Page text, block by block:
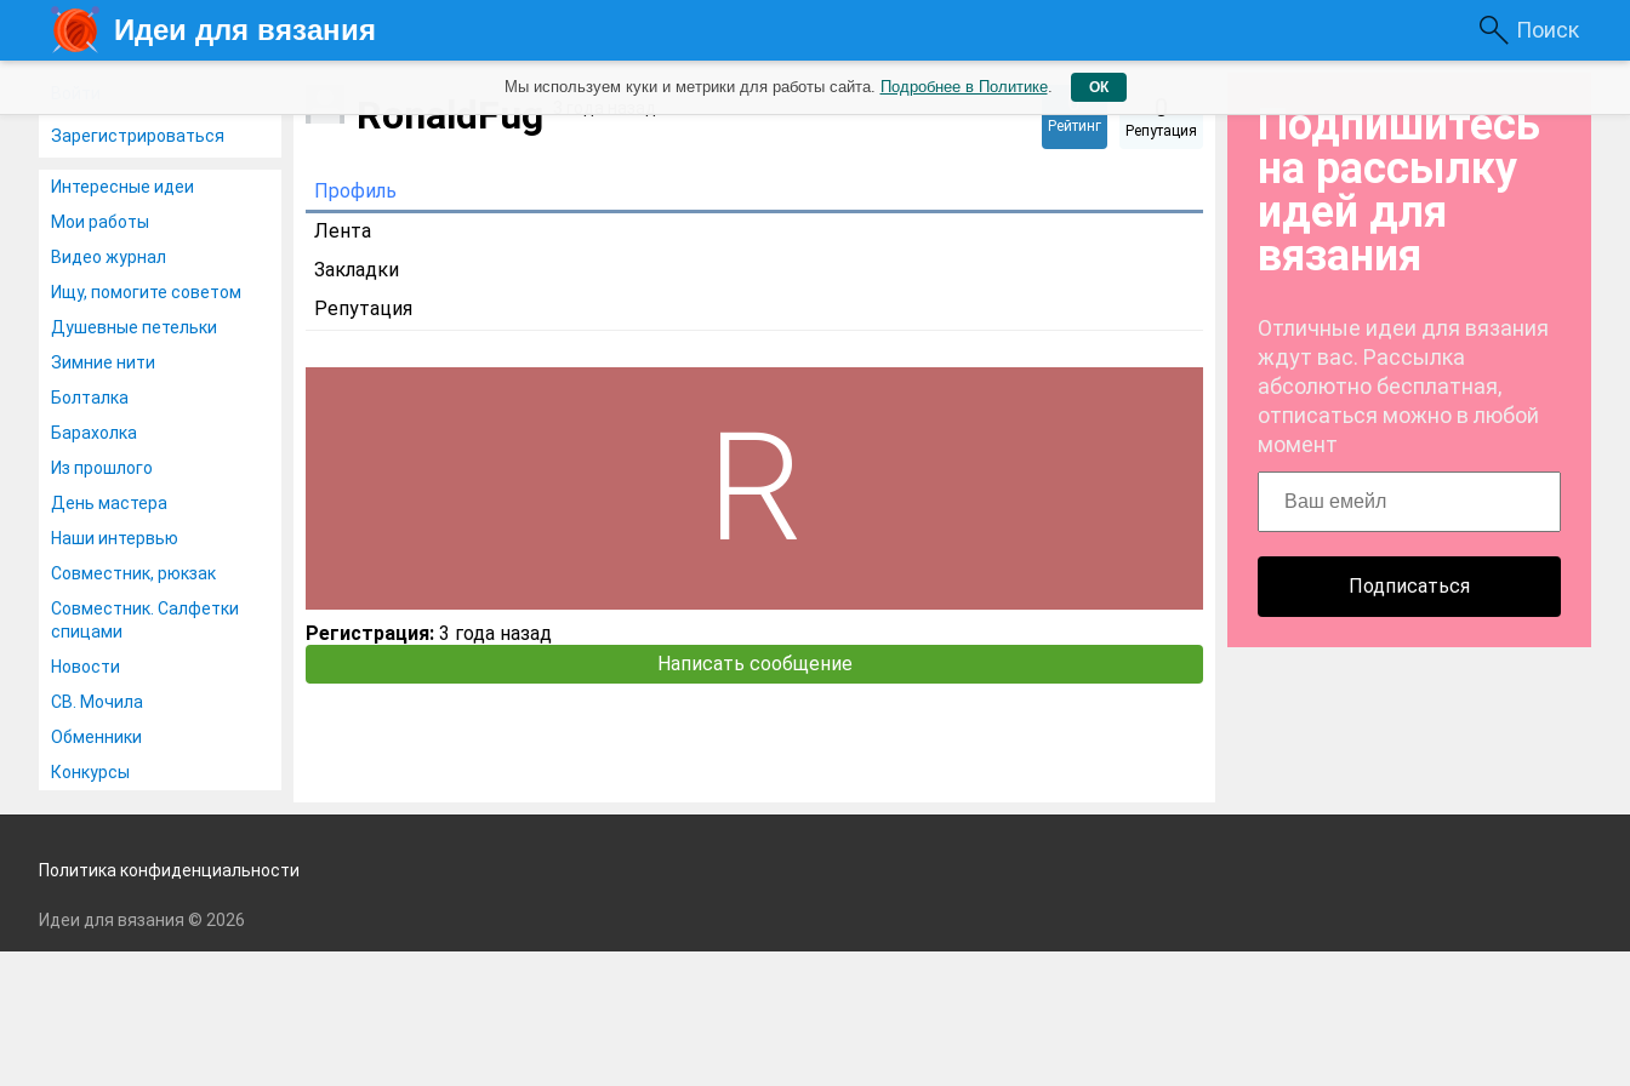
Идеи для вязания Поиск
Зарегистрироваться
Интересные идеи
Мои работы
Видео журнал
Ищу, помогите советом
Душевные петельки
Зимние нити
Болталка
Барахолка
Из прошлого
День мастера
Наши интервью
Совместник, рюкзак
Совместник. Салфетки
спицами
Новости
СВ. Мочила
Обменники
Конкурсы
RonaldFug 0
Рейтинг
0
Репутация
Профиль
Лента
Закладки
Репутация
Регистрация: 3 года назад
Написать сообщение
Подпишитесь
на рассылку
идей для
вязания
Отличные идеи для вязания
ждут вас. Рассылка
абсолютно бесплатная,
отписаться можно в любой
момент
Подписаться
Мы используем куки и метрики для работы сайта. Подробнее в Политике. ОК
Политика конфиденциальности
Идеи для вязания © 2026